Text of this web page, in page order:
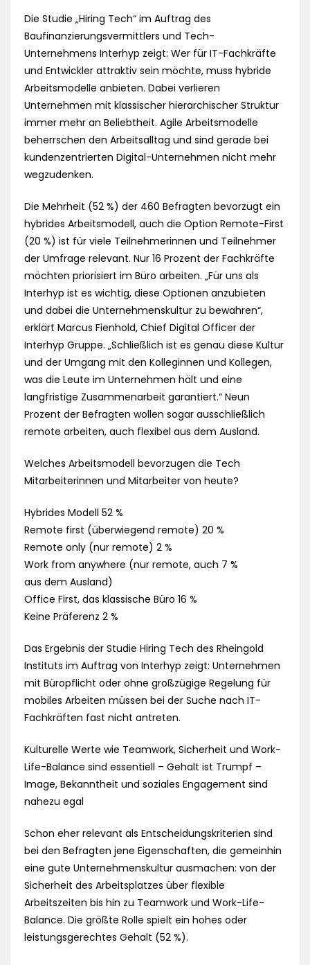
Die Studie „Hiring Tech“ im Auftrag des
Baufinanzierungsvermittlers und Tech-
Unternehmens Interhyp zeigt: Wer für IT-Fachkräfte
und Entwickler attraktiv sein möchte, muss hybride
Arbeitsmodelle anbieten. Dabei verlieren
Unternehmen mit klassischer hierarchischer Struktur
immer mehr an Beliebtheit. Agile Arbeitsmodelle
beherrschen den Arbeitsalltag und sind gerade bei
kundenzentrierten Digital-Unternehmen nicht mehr
wegzudenken.
Die Mehrheit (52 %) der 460 Befragten bevorzugt ein
hybrides Arbeitsmodell, auch die Option Remote-First
(20 %) ist für viele Teilnehmerinnen und Teilnehmer
der Umfrage relevant. Nur 16 Prozent der Fachkräfte
möchten priorisiert im Büro arbeiten. „Für uns als
Interhyp ist es wichtig, diese Optionen anzubieten
und dabei die Unternehmenskultur zu bewahren“,
erklärt Marcus Fienhold, Chief Digital Officer der
Interhyp Gruppe. „Schließlich ist es genau diese Kultur
und der Umgang mit den Kolleginnen und Kollegen,
was die Leute im Unternehmen hält und eine
langfristige Zusammenarbeit garantiert.“ Neun
Prozent der Befragten wollen sogar ausschließlich
remote arbeiten, auch flexibel aus dem Ausland.
Welches Arbeitsmodell bevorzugen die Tech
Mitarbeiterinnen und Mitarbeiter von heute?
Hybrides Modell 52 %
Remote first (überwiegend remote) 20 %
Remote only (nur remote) 2 %
Work from anywhere (nur remote, auch 7 %
aus dem Ausland)
Office First, das klassische Büro 16 %
Keine Präferenz 2 %
Das Ergebnis der Studie Hiring Tech des Rheingold
Instituts im Auftrag von Interhyp zeigt: Unternehmen
mit Büropflicht oder ohne großzügige Regelung für
mobiles Arbeiten müssen bei der Suche nach IT-
Fachkräften fast nicht antreten.
Kulturelle Werte wie Teamwork, Sicherheit und Work-
Life-Balance sind essentiell – Gehalt ist Trumpf –
Image, Bekanntheit und soziales Engagement sind
nahezu egal
Schon eher relevant als Entscheidungskriterien sind
bei den Befragten jene Eigenschaften, die gemeinhin
eine gute Unternehmenskultur ausmachen: von der
Sicherheit des Arbeitsplatzes über flexible
Arbeitszeiten bis hin zu Teamwork und Work-Life-
Balance. Die größte Rolle spielt ein hohes oder
leistungsgerechtes Gehalt (52 %).